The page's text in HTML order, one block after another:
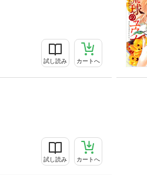
試し読み カートへ
試し読み カートへ